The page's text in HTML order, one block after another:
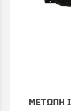
ΜΕΤΩΠΗ